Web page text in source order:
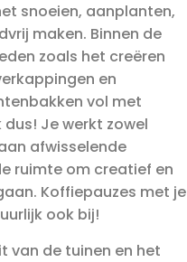
snoeien, aanplanten,
maken. Binnen de
zoals het creëren
en
vol met
Je werkt zowel
afwisselende
ruimte om creatief en
Koffiepauzes met je
ook bij!
van de tuinen en het